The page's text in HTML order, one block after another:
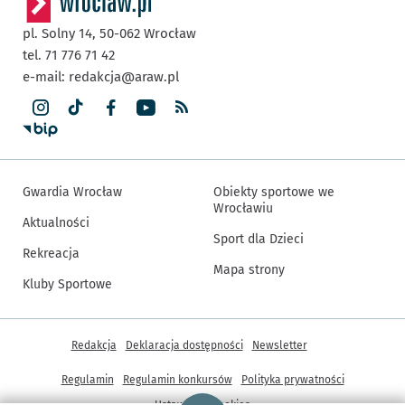
pl. Solny 14, 50-062 Wrocław
tel. 71 776 71 42
e-mail: redakcja@araw.pl
Gwardia Wrocław
Aktualności
Rekreacja
Kluby Sportowe
Obiekty sportowe we
Wrocławiu
Sport dla Dzieci
Mapa strony
Inne informacje
Redakcja Deklaracja dostępności Newsletter
Regulamin Regulamin konkursów
Polityka prywatności